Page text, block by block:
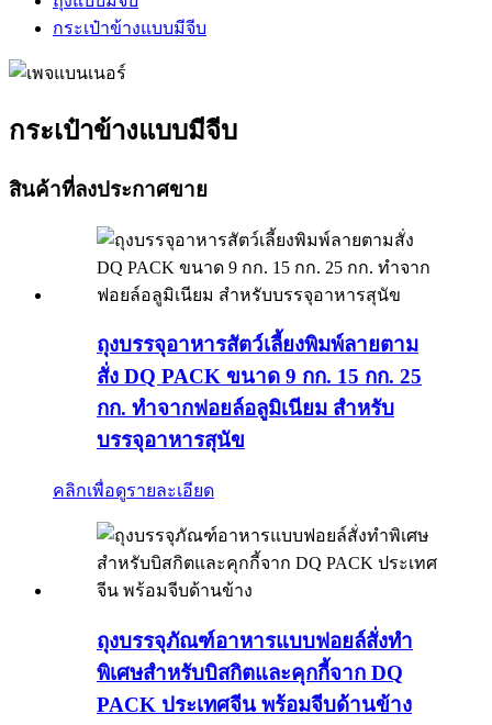
กระเป๋าข้างแบบมีจีบ
กระเป๋าข้างแบบมีจีบ
สินค้าที่ลงประกาศขาย
ถุงบรรจุอาหารสัตว์เลี้ยงพิมพ์ลายตาม
สั่ง DQ PACK ขนาด 9 กก. 15 กก. 25
กก. ทำจากฟอยล์อลูมิเนียม สำหรับ
บรรจุอาหารสุนัข
คลิกเพื่อดูรายละเอียด
ถุงบรรจุภัณฑ์อาหารแบบฟอยล์สั่งทำ
พิเศษสำหรับบิสกิตและคุกกี้จาก DQ
PACK ประเทศจีน พร้อมจีบด้านข้าง